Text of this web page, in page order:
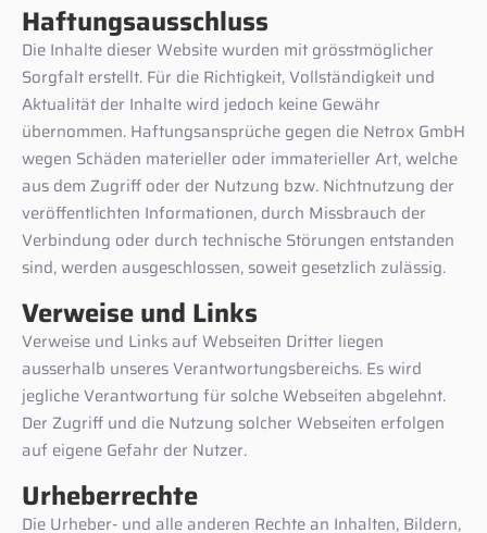
Haftungsausschluss
Die Inhalte dieser Website wurden mit grösstmöglicher
Sorgfalt erstellt. Für die Richtigkeit, Vollständigkeit und
Aktualität der Inhalte wird jedoch keine Gewähr
übernommen. Haftungsansprüche gegen die Netrox GmbH
wegen Schäden materieller oder immaterieller Art, welche
aus dem Zugriff oder der Nutzung bzw. Nichtnutzung der
veröffentlichten Informationen, durch Missbrauch der
Verbindung oder durch technische Störungen entstanden
sind, werden ausgeschlossen, soweit gesetzlich zulässig.
Verweise und Links
Verweise und Links auf Webseiten Dritter liegen
ausserhalb unseres Verantwortungsbereichs. Es wird
jegliche Verantwortung für solche Webseiten abgelehnt.
Der Zugriff und die Nutzung solcher Webseiten erfolgen
auf eigene Gefahr der Nutzer.
Urheberrechte
Die Urheber- und alle anderen Rechte an Inhalten, Bildern,